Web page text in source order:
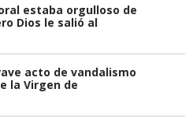
estaba orgulloso de
Dios le salió al
acto de vandalismo
la Virgen de